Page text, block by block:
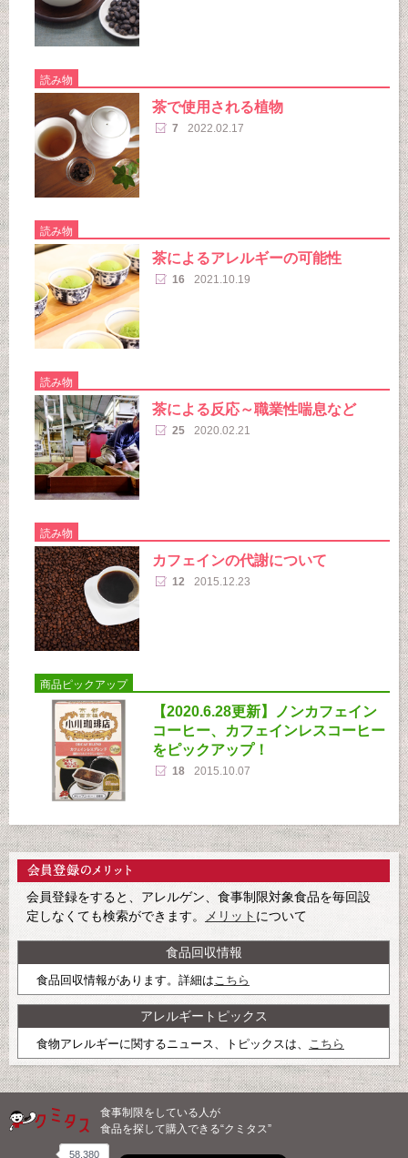
読み物
茶で使用される植物
7 2022.02.17
読み物
茶によるアレルギーの可能性
16 2021.10.19
読み物
茶による反応～職業性喘息など
25 2020.02.21
読み物
カフェインの代謝について
12 2015.12.23
商品ピックアップ
【2020.6.28更新】ノンカフェイン
コーヒー、カフェインレスコーヒー
をピックアップ！
18 2015.10.07
会員登録をすると、アレルゲン、食事制限対象食品を毎回設
定しなくても検索ができます。
メリット について
食品回収情報
食品回収情報があります。詳細はこちら
アレルギートピックス
食物アレルギーに関するニュース、トピックスは、 こちら
食事制限をしている人が
食品を探して購入できる“クミタス”
58,380